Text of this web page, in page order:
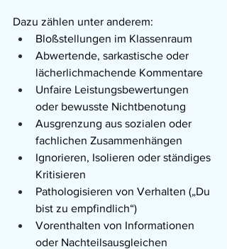
Dazu zählen unter anderem:
Bloßstellungen im Klassenraum
Abwertende, sarkastische oder
lächerlichmachende Kommentare
Unfaire Leistungsbewertungen
oder bewusste Nichtbenotung
Ausgrenzung aus sozialen oder
fachlichen Zusammenhängen
Ignorieren, Isolieren oder ständiges
Kritisieren
Pathologisieren von Verhalten („Du
bist zu empfindlich“)
Vorenthalten von Informationen
oder Nachteilsausgleichen